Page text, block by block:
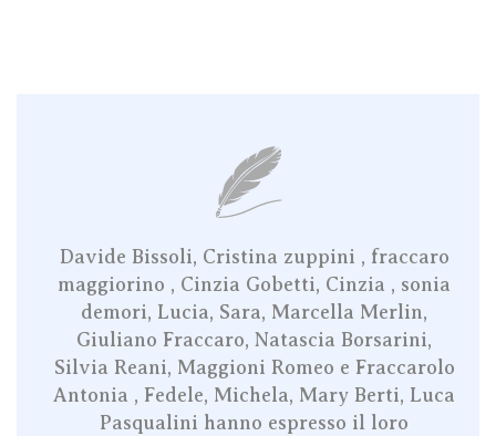
Davide Bissoli, Cristina zuppini , fraccaro
maggiorino , Cinzia Gobetti, Cinzia , sonia
demori, Lucia, Sara, Marcella Merlin,
Giuliano Fraccaro, Natascia Borsarini,
Silvia Reani, Maggioni Romeo e Fraccarolo
Antonia , Fedele, Michela, Mary Berti, Luca
Pasqualini hanno espresso il loro